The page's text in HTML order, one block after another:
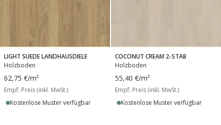
LIGHT SUEDE LANDHAUSDIELE
Holzboden
62,75 €/m²
Empf. Preis (inkl. MwSt.)
Kostenlose Muster verfügbar
COCONUT CREAM 2-STAB
Holzboden
55,40 €/m²
Empf. Preis (inkl. MwSt.)
Kostenlose Muster verfügbar